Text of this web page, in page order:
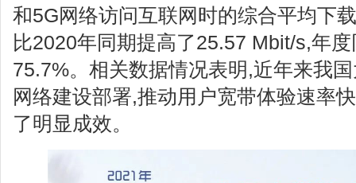
和5G网络访问互联网时的综合平均下
比2020年同期提高了25.57 Mbit/s,年
75.7%。相关数据情况表明,近年来我
网络建设部署,推动用户宽带体验速率
了明显成效。